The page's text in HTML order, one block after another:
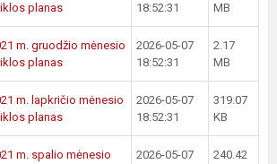
planas
18:52:31
MB
m. gruodžio mėnesio
planas
2026-05-07
18:52:31
2.17
MB
m. lapkričio mėnesio
planas
2026-05-07
18:52:31
319.07
KB
m. spalio mėnesio
2026-05-07
240.42